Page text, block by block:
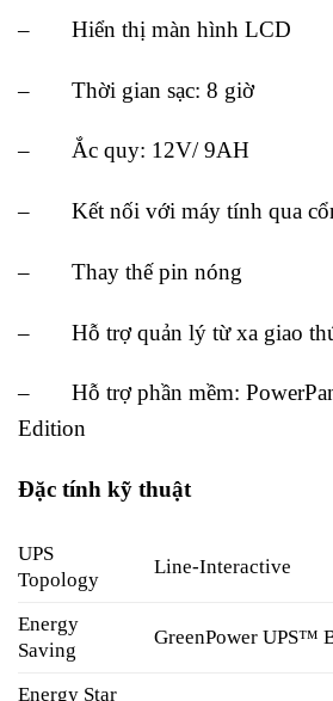
– Hiển thị màn hình LCD
– Thời gian sạc: 8 giờ
– Ắc quy: 12V/ 9AH
– Kết nối với máy tính qua
– Thay thế pin nóng
– Hỗ trợ quản lý từ xa giao
– Hỗ trợ phần mềm:
Edition
Đặc tính kỹ thuật
UPS
Topology
Line-Interactive
Energy
Saving
GreenPower UPS™
Energy Star